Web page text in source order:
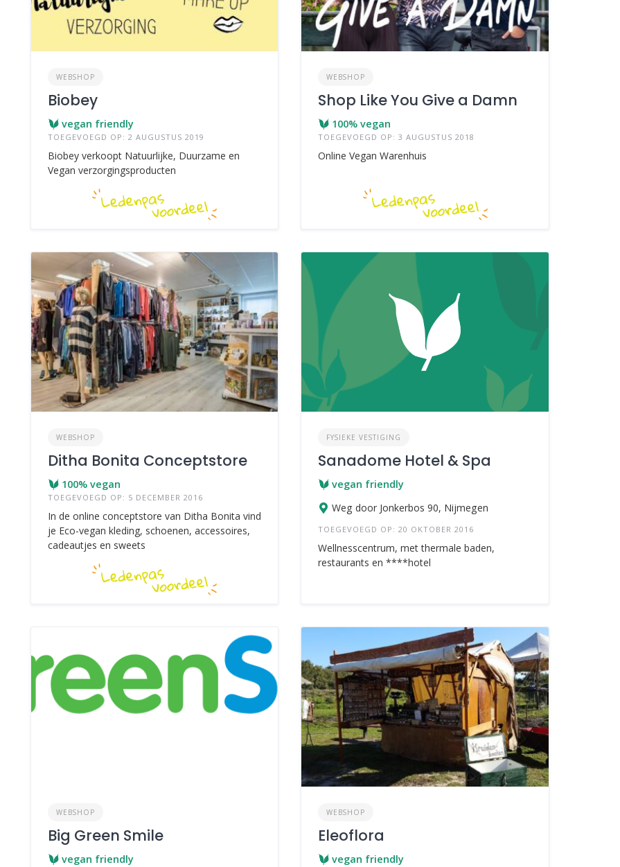
WEBSHOP
Biobey
vegan friendly
TOEGEVOEGD OP: 2 AUGUSTUS 2019
Biobey verkoopt Natuurlijke, Duurzame en
Vegan verzorgingsproducten
WEBSHOP
Shop Like You Give a Damn
100% vegan
TOEGEVOEGD OP: 3 AUGUSTUS 2018
Online Vegan Warenhuis
WEBSHOP
Ditha Bonita Conceptstore
100% vegan
TOEGEVOEGD OP: 5 DECEMBER 2016
In de online conceptstore van Ditha Bonita vind
je Eco-vegan kleding, schoenen, accessoires,
cadeautjes en sweets
FYSIEKE VESTIGING
Sanadome Hotel & Spa
vegan friendly
Weg door Jonkerbos 90, Nijmegen
TOEGEVOEGD OP: 20 OKTOBER 2016
Wellnesscentrum, met thermale baden,
restaurants en ****hotel
WEBSHOP
Big Green Smile
vegan friendly
WEBSHOP
Eleoflora
vegan friendly